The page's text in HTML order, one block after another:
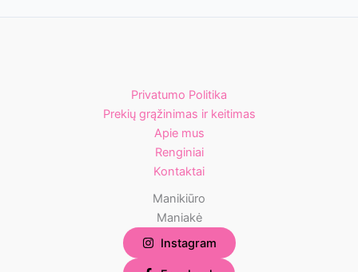
Privatumo Politika
Prekių grąžinimas ir keitimas
Apie mus
Renginiai
Kontaktai
Manikiūro
Maniakė
Instagram